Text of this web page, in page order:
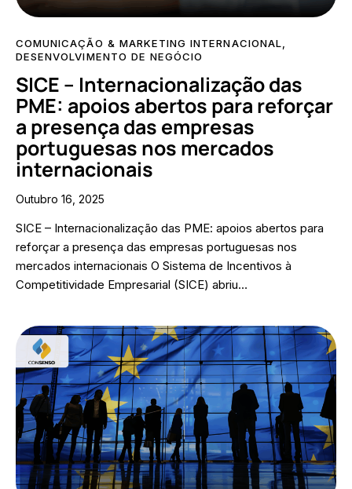
COMUNICAÇÃO & MARKETING INTERNACIONAL
DESENVOLVIMENTO DE NEGÓCIO
SICE – Internacionalização das
PME: apoios abertos para reforçar
a presença das empresas
portuguesas nos mercados
internacionais
Outubro 16, 2025
SICE – Internacionalização das PME: apoios abertos para
reforçar a presença das empresas portuguesas nos
mercados internacionais O Sistema de Incentivos à
Competitividade Empresarial (SICE) abriu…